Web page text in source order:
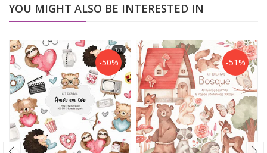
YOU MIGHT ALSO BE INTERESTED IN
-50% -51%